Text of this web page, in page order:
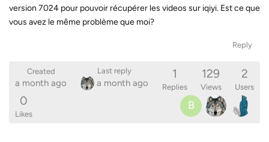
version 7024 pour pouvoir récupérer les videos sur iqiyi. Est ce que
vous avez le même problème que moi?
Reply
Created
a month ago
Last reply
a month ago
1
Replies
129
Views
2
Users
0
Likes
B